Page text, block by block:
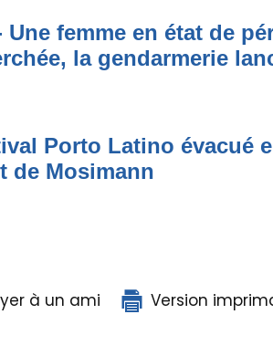
femme en état de
la gendarmerie
Porto Latino évacué
de Mosimann
à un ami Version